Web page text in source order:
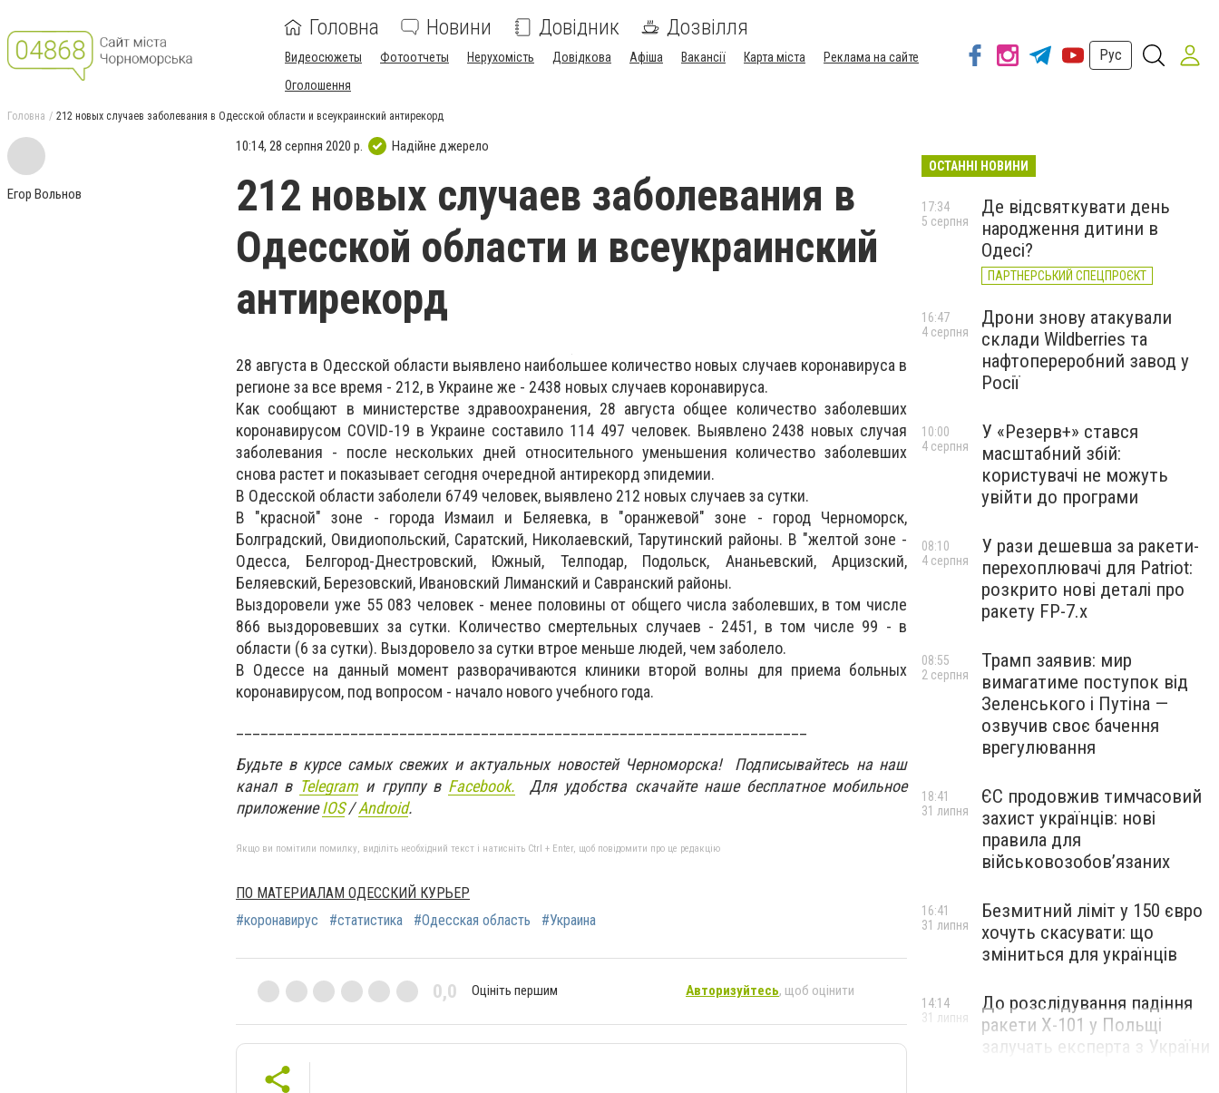
Головна Новини Довідник Дозвілля
Видеосюжеты Фотоотчеты Нерухомість Довідкова Афіша Вакансії Карта міста
Реклама на сайте
Оголошення
Рус
Головна 212 новых случаев заболевания в Одесской области и всеукраинский антирекорд
Егор Вольнов
10:14, 28 серпня 2020 р. Надійне джерело
212 новых случаев заболевания в
Одесской области и всеукраинский
антирекорд
28 августа в Одесской области выявлено наибольшее количество новых случаев коронавируса в
регионе за все время - 212, в Украине же - 2438 новых случаев коронавируса.
Как сообщают в министерстве здравоохранения, 28 августа общее количество заболевших
коронавирусом COVID-19 в Украине составило 114 497 человек. Выявлено 2438 новых случая
заболевания - после нескольких дней относительного уменьшения количество заболевших
снова растет и показывает сегодня очередной антирекорд эпидемии.
В Одесской области заболели 6749 человек, выявлено 212 новых случаев за сутки.
В "красной" зоне - города Измаил и Беляевка, в "оранжевой" зоне - город Черноморск,
Болградский, Овидиопольский, Саратский, Николаевский, Тарутинский районы. В "желтой зоне -
Одесса, Белгород-Днестровский, Южный, Телподар, Подольск, Ананьевский, Арцизский,
Беляевский, Березовский, Ивановский Лиманский и Савранский районы.
Выздоровели уже 55 083 человек - менее половины от общего числа заболевших, в том числе
866 выздоровевших за сутки. Количество смертельных случаев - 2451, в том числе 99 - в
области (6 за сутки). Выздоровело за сутки втрое меньше людей, чем заболело.
В Одессе на данный момент разворачиваются клиники второй волны для приема больных
коронавирусом, под вопросом - начало нового учебного года.
Будьте в курсе самых свежих и актуальных новостей Черноморска! Подписывайтесь на наш
канал в Telegram и группу в Facebook. Для удобства скачайте наше бесплатное мобильное
приложениеIOS/Android.
Якщо ви помітили помилку, виділіть необхідний текст і натисніть Ctrl + Enter, щоб повідомити про це редакцію
ПО МАТЕРИАЛАМ ОДЕССКИЙ КУРЬЕР
#коронавирус
#статистика #Одесская область #Украина
0,0 Оцініть першим Авторизуйтесь, щоб оцінити
ОСТАННІ НОВИНИ
Де відсвяткувати день
народження дитини в
Одесі?
ПАРТНЕРСЬКИЙ СПЕЦПРОЄКТ
17:34
5 серпня
Дрони знову атакували
склади Wildberries та
нафтопереробний завод у
Росії
16:47
4 серпня
У «Резерв+» стався
масштабний збій:
користувачі не можуть
увійти до програми
10:00
4 серпня
У рази дешевша за ракети-
перехоплювачі для Patriot:
розкрито нові деталі про
ракету FP-7.x
08:10
4 серпня
Трамп заявив: мир
вимагатиме поступок від
Зеленського і Путіна —
озвучив своє бачення
врегулювання
08:55
2 серпня
ЄС продовжив тимчасовий
захист українців: нові
правила для
військовозобов’язаних
18:41
31 липня
Безмитний ліміт у 150 євро
хочуть скасувати: що
зміниться для українців
16:41
31 липня
До розслідування падіння
ракети Х-101 у Польщі
залучать експерта з України
14:14
31 липня